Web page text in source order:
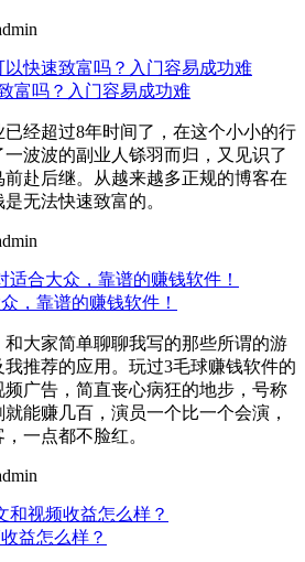
富吗？入门容易成功难
经超过8年时间了，在这个小小的行
波波的副业人铩羽而归，又见识了
赴后继。从越来越多正规的博客在
无法快速致富的。
，靠谱的赚钱软件！
大家简单聊聊我写的那些所谓的游
推荐的应用。玩过3毛球赚钱软件的
广告，简直丧心病狂的地步，号称
能赚几百，演员一个比一个会演，
一点都不脸红。
益怎么样？